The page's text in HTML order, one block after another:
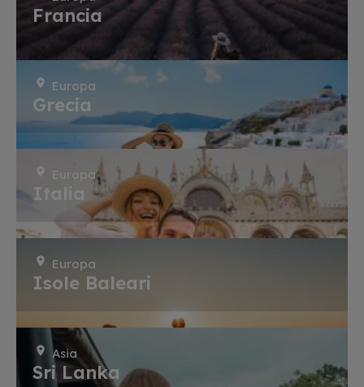
Francia
Europa
Grecia
Europa
Italia
Europa
Isole Baleari
Asia
Sri Lanka